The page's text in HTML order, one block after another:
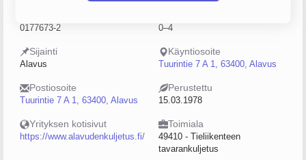
0177673-2 0–4
Sijainti
Alavus
Käyntiosoite
Tuurintie 7 A 1, 63400, Alavus
Postiosoite
Tuurintie 7 A 1, 63400, Alavus
Perustettu
15.03.1978
Yrityksen kotisivut
https://www.alavudenkuljetus.fi/
Toimiala
49410 - Tieliikenteen
tavarankuljetus